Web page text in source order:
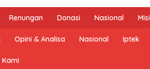
Renungan Donasi Nasional Misi
Opini & Analisa Nasional Iptek
Kami